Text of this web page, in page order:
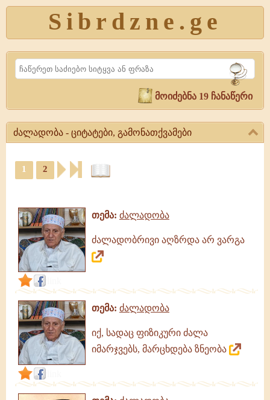
Sibrdzne.ge
Search
მოიძებნა 19 ჩანაწერი
ძალადობა - ციტატები, გამონათქვამები
ციტატები,
გამონათქვამები,
ციტატები
გამონათქვამები
1 2
თემა: ძალადობა
ძალადობრივი აღზრდა არ ვარგა
თემა: ძალადობა
იქ, სადაც ფიზიკური ძალა
იმარჯვებს, მარცხდება ზნეობა